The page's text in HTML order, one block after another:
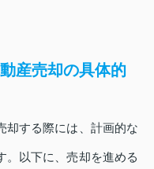
産売却の具体的
却する際には、計画的な
。以下に、売却を進める